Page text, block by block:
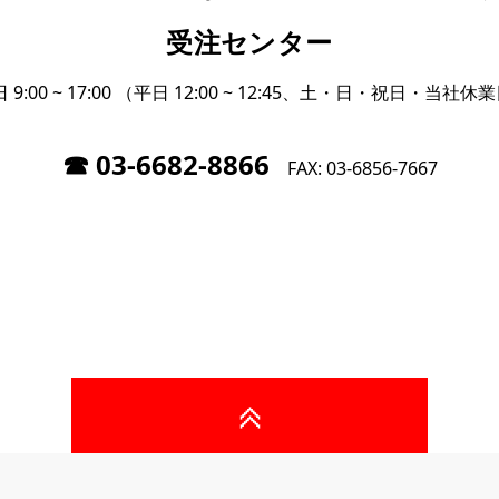
受注センター
9:00 ~ 17:00 （平日 12:00 ~ 12:45、土・日・祝日・当社休業
03-6682-8866 FAX: 03-6856-7667